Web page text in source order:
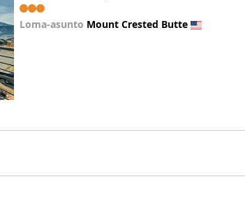
Loma-asunto Mount Crested Butte